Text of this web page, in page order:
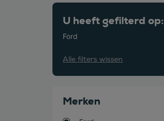
U heeft gefilterd op:
Ford
Alle filters wissen
Merken